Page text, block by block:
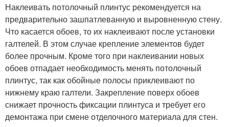
Наклеивать потолочный плинтус рекомендуется на
предварительно зашпатлеванную и выровненную стену.
Что касается обоев, то их наклеивают после установки
галтелей. В этом случае крепление элементов будет
более прочным. Кроме того при наклеивании новых
обоев отпадает необходимость менять потолочный
плинтус, так как обойные полосы приклеивают по
нижнему краю галтели. Закрепление поверх обоев
снижает прочность фиксации плинтуса и требует его
демонтажа при смене отделочного материала для стен.